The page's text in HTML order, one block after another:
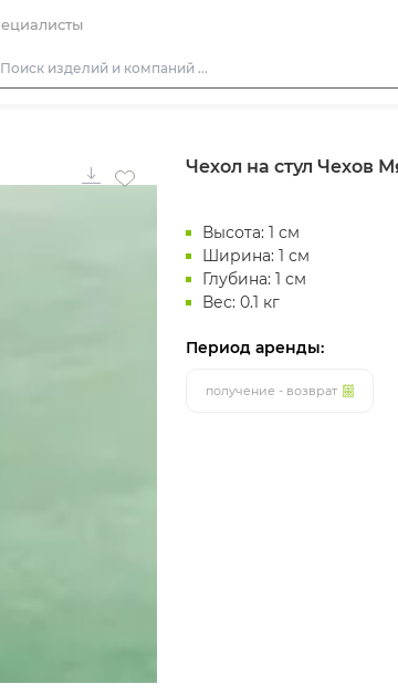
Чехол на стул Чехов
Высота: 1 см
Ширина: 1 см
Глубина: 1 см
Вес: 0.1 кг
Период аренды:
получение - возврат